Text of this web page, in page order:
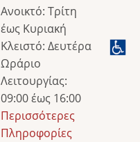
Ανοικτό: Τρίτη
έως Κυριακή
Κλειστό: Δευτέρα
Ωράριο
Λειτουργίας:
09:00 έως 16:00
Περισσότερες
Πληροφορίες